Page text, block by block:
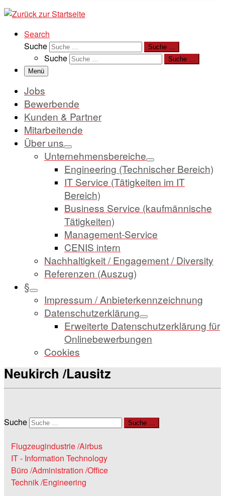
Search
Suche
Suche …
Suche
Suche …
Menü
Jobs
Bewerbende
Kunden & Partner
Mitarbeitende
Über uns
Unternehmensbereiche
Engineering (Technischer Bereich)
IT Service (Tätigkeiten im IT
Bereich)
Business Service (kaufmännische
Tätigkeiten)
Management-Service
CENIS intern
Nachhaltigkeit / Engagement / Diversity
Referenzen (Auszug)
§
Impressum / Anbieterkennzeichnung
Datenschutzerklärung
Erweiterte Datenschutzerklärung für
Onlinebewerbungen
Cookies
Neukirch /Lausitz
Suche Suche …
Flugzeugindustrie /Airbus
IT - Information Technology
Büro /Administration /Office
Technik /Engineering